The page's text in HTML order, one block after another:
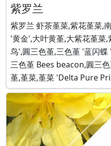
紫罗兰
紫罗兰 虾茶堇菜,紫花堇菜,南山堇菜 '红花',香堇菜,香堇菜
'黄金',大叶黄堇,大紫花堇菜
鸟',圓三色堇,三色堇 '蓝闪蝶 ',圓三色堇 Maxim Marina,圓
三色堇 Bees beacon,圓三
堇,堇菜,堇菜 'Delta Pure
Lavendar Ice',藍菫菜,堇菜